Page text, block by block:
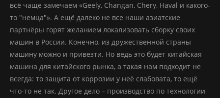
всё чаще замечаем «Geely, Changan, Chery, Haval и какого-
то "немца"». А ещё далеко не все наши азиатские
партнёры горят желанием локализовать сборку своих
машин в России. Конечно, из дружественной страны
машину можно и привезти. Но ведь это будет китайская
машина для китайского рынка, а такая нам подходит не
всегда: то защита от коррозии у неё слабовата, то ещё
что-то не так. Другое дело – производство по технологии